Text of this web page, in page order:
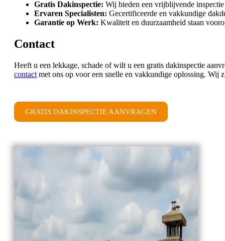
Gratis Dakinspectie: Wij bieden een vrijblijvende
Ervaren Specialisten: Gecertificeerde en vakkundige
Garantie op Werk: Kwaliteit en duurzaamheid staan
Contact
Heeft u een lekkage, schade of wilt u een gratis dakinspectie
contact met ons op voor een snelle en vakkundige oplossing.
GRATIS DAKINSPECTIE AANVRAGEN